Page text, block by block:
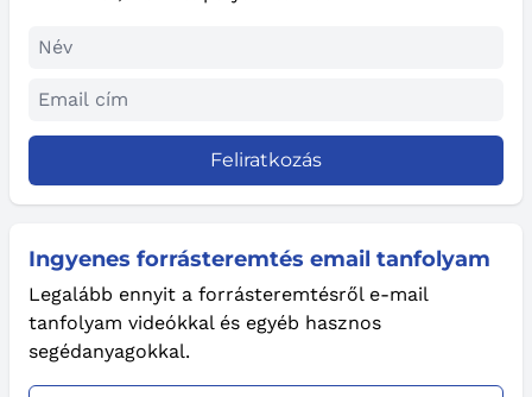
Feliratkozás
Ingyenes forrásteremtés email tanfolyam
Legalább ennyit a forrásteremtésről e-mail
tanfolyam videókkal és egyéb hasznos
segédanyagokkal.